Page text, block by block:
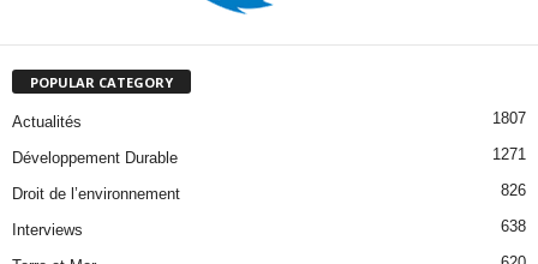
POPULAR CATEGORY
Actualités 1807
Développement Durable 1271
Droit de l’environnement 826
Interviews 638